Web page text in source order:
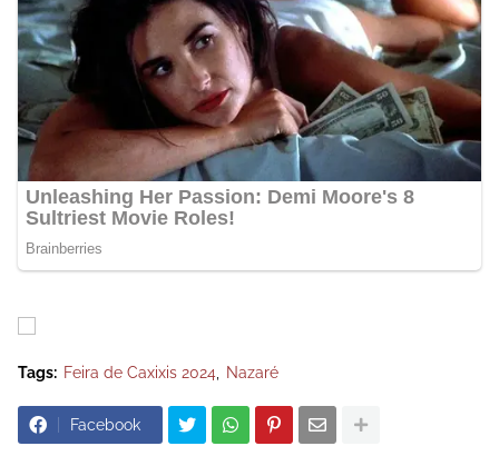
Tags: Feira de Caxixis 2024 Nazaré
Facebook